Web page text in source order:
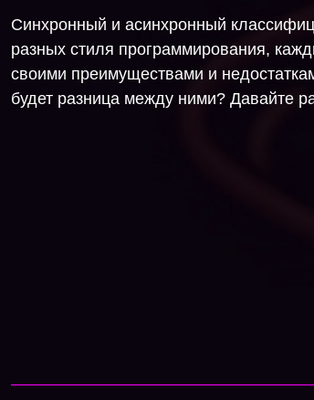
Синхронный и асинхронный
разных стиля программирования,
своими преимуществами и
будет разница между ними? Давайте